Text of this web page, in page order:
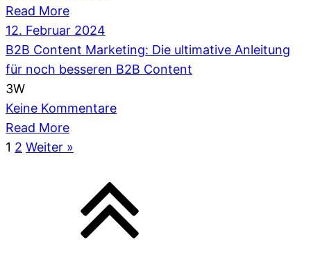
Read More
12. Februar 2024
B2B Content Marketing: Die ultimative Anleitung
für noch besseren B2B Content
3W
Keine Kommentare
Read More
1 2 Weiter »